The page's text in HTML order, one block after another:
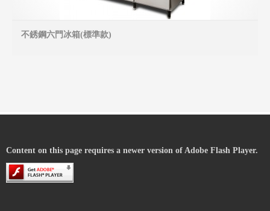
不銹鋼六門冰箱(標準款)
Content on this page requires a newer version of Adobe Flash Player.